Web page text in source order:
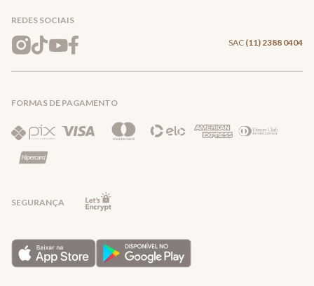
Mapa do Site
Wishlist
Entrega e Frete
Trocas e Devoluções
Política de Privacidade
REDES SOCIAIS
SAC (11) 2388 0404
FORMAS DE PAGAMENTO
SEGURANÇA